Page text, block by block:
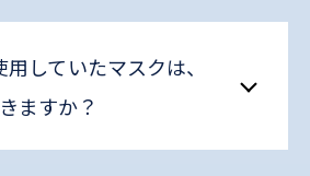
していたマスクは、
ますか？